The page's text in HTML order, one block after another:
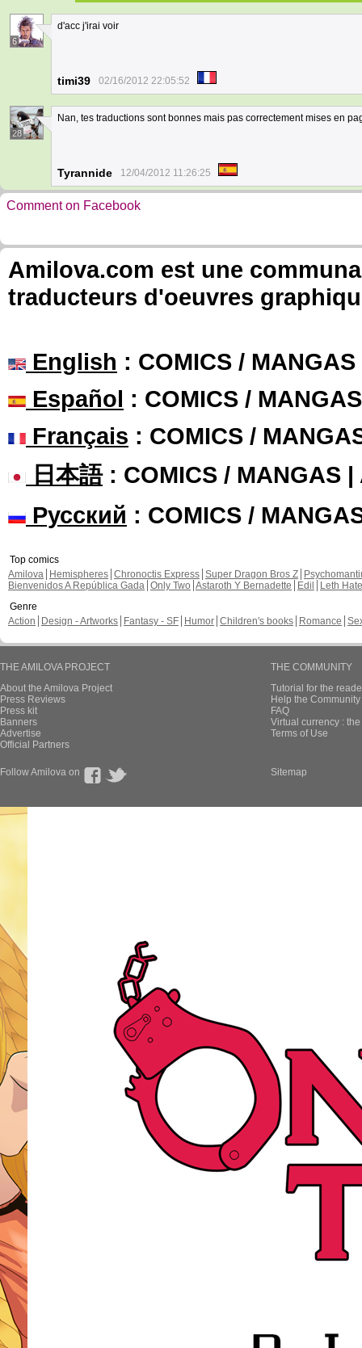
6
d'acc j'irai voir
timi39 02/16/2012 22:05:52
28
Nan, tes traductions sont bonnes mais pas correctement mises en
Tyrannide 12/04/2012 11:26:25
Comment on Facebook
Amilova.com est une
traducteurs d'oeuvres
English : COMICS /
Español : COMICS /
Français : COMICS /
日本語: COMICS / MANGAS |
Русский : COMICS /
Top comics
Amilova
Hemispheres Chronoctis Express Super Dragon Bros Z
Bienvenidos A República Gada Only Two Astaroth Y Bernadette Edil
Leth Hate
Genre
Action
Design - Artworks Fantasy - SF Humor Children's books Romance
THE AMILOVA PROJECT
About the Amilova Project
Press Reviews
Press kit
Banners
Advertise
Official Partners
THE COMMUNITY
Tutorial for the
Help the
FAQ
Virtual currency :
Terms of Use
Follow Amilova on Sitemap